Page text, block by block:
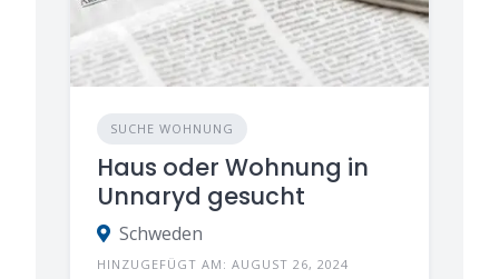
SUCHE WOHNUNG
Haus oder Wohnung in
Unnaryd gesucht
Schweden
HINZUGEFÜGT AM: AUGUST 26, 2024